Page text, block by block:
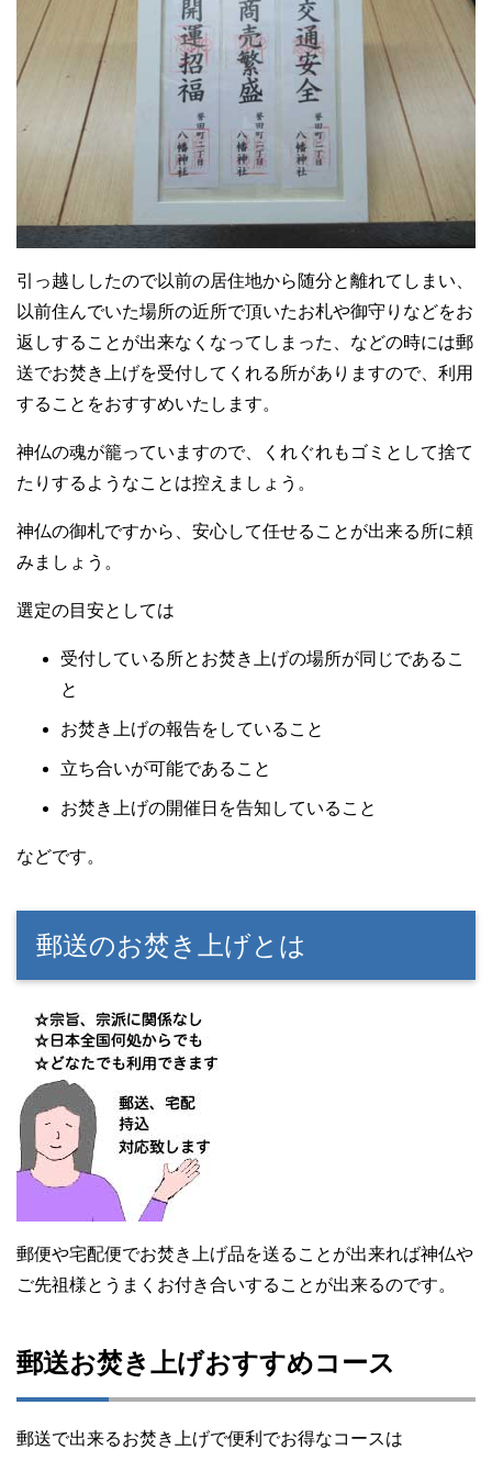
引っ越ししたので以前の居住地から随分と離れてしまい、
以前住んでいた場所の近所で頂いたお札や御守りなどをお
返しすることが出来なくなってしまった、などの時には郵
送でお焚き上げを受付してくれる所がありますので、利用
することをおすすめいたします。
神仏の魂が籠っていますので、くれぐれもゴミとして捨て
たりするようなことは控えましょう。
神仏の御札ですから、安心して任せることが出来る所に頼
みましょう。
選定の目安としては
受付している所とお焚き上げの場所が同じであるこ
と
お焚き上げの報告をしていること
立ち合いが可能であること
お焚き上げの開催日を告知していること
などです。
郵送のお焚き上げとは
郵便や宅配便でお焚き上げ品を送ることが出来れば神仏や
ご先祖様とうまくお付き合いすることが出来るのです。
郵送お焚き上げおすすめコース
郵送で出来るお焚き上げで便利でお得なコースは